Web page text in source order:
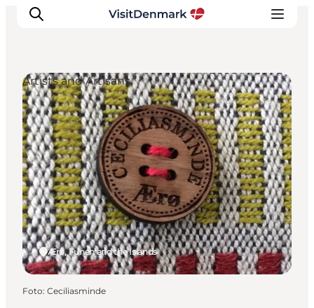
Inspiratie
Bestemmingen
Wat te doen
Accommodaties
Plan je reis
Ærø, Funen and the Islands
Artists and Artisans
Foto: Ceciliasminde